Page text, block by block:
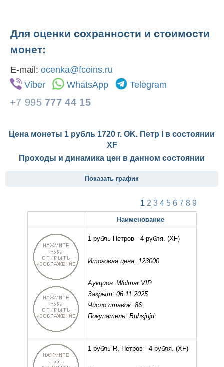
Для оценки сохранности и стоимости
монет:
E-mail: ocenka@fcoins.ru
Viber
WhatsApp Telegram
+7 995 777 44 15
Цена монеты 1 рубль 1720 г. OK. Петр I в состоянии
XF
Проходы и динамика цен в данном состоянии
Показать график
1 2 3 4 5 6 7 8 9
Наименование
1 рубль Петров - 4 рубля. (XF)
Итоговая цена: 123000
Аукцион: Wolmar VIP
Закрыт: 06.11.2025
Число ставок: 86
Покупатель: Buhsjujd
1 рубль R, Петров - 4 рубля. (XF)